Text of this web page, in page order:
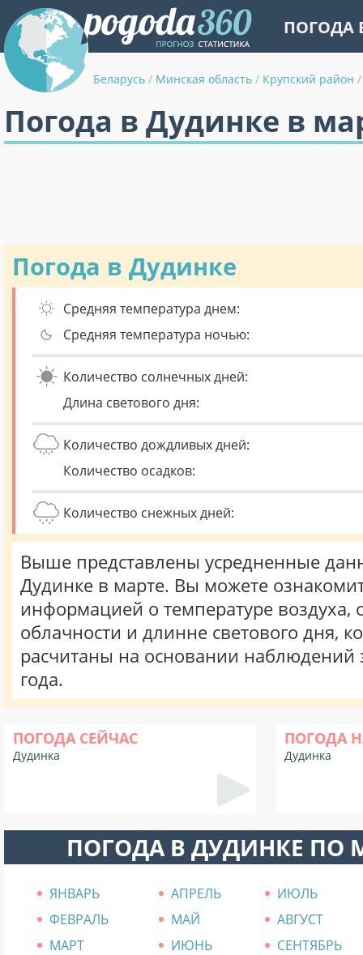
ПОГОДА
Беларусь / Минская область / Крупский район /
Погода в Дудинке в
Погода в Дудинке
Средняя температура днем:
Средняя температура ночью:
Количество солнечных дней:
Длина светового дня:
Количество дождливых дней:
Количество осадков:
Количество снежных дней:
Выше представлены усредненные
Дудинке в марте. Вы можете
информацией о температуре воздуха,
облачности и длинне светового дня,
расчитаны на основании наблюдений
года.
ПОГОДА СЕЙЧАС
Дудинка
ПОГОДА
Дудинка
ПОГОДА В ДУДИНКЕ ПО
ЯНВАРЬ АПРЕЛЬ
ИЮЛЬ
ФЕВРАЛЬ
МАЙ
АВГУСТ
МАРТ
ИЮНЬ СЕНТЯБРЬ